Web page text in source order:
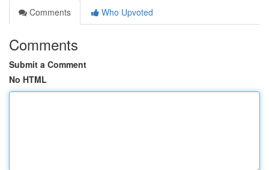
Comments
Who Upvoted
Comments
Submit a Comment
No HTML